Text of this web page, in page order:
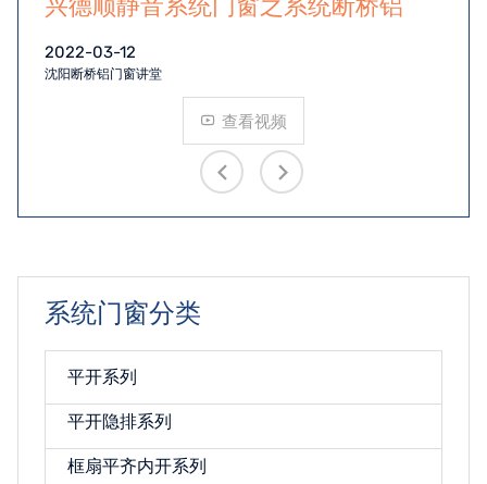
兴德顺静音系统门窗之系统断桥铝
2022-03-12
沈阳断桥铝门窗讲堂
查看视频
系统门窗分类
平开系列
平开隐排系列
框扇平齐内开系列